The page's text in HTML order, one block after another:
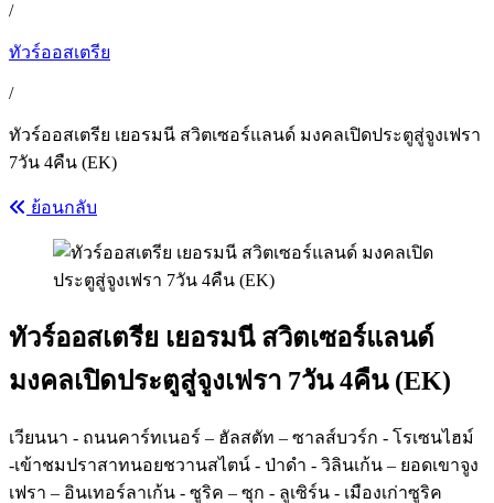
/
ทัวร์ออสเตรีย
/
ทัวร์ออสเตรีย เยอรมนี สวิตเซอร์แลนด์ มงคลเปิดประตูสู่จูงเฟรา
7วัน 4คืน (EK)
ย้อนกลับ
ทัวร์ออสเตรีย เยอรมนี สวิตเซอร์แลนด์
มงคลเปิดประตูสู่จูงเฟรา 7วัน 4คืน (EK)
เวียนนา - ถนนคาร์ทเนอร์ – ฮัลสตัท – ซาลส์บวร์ก - โรเซนไฮม์
-เข้าชมปราสาทนอยชวานสไตน์ - ป่าดำ - วิลินเก้น – ยอดเขาจูง
เฟรา – อินเทอร์ลาเก้น - ซูริค – ซุก - ลูเซิร์น - เมืองเก่าซูริค